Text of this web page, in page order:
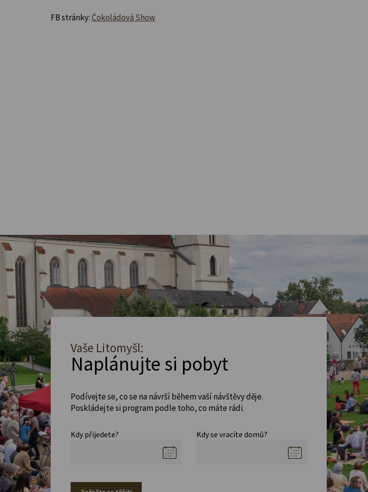
FB stránky: Čokoládová Show
Vaše Litomyšl:
Naplánujte si pobyt
Podívejte se, co se na návrší během vaší návštěvy děje.
Poskládejte si program podle toho, co máte rádi.
Kdy přijedete? Kdy se vracíte domů?